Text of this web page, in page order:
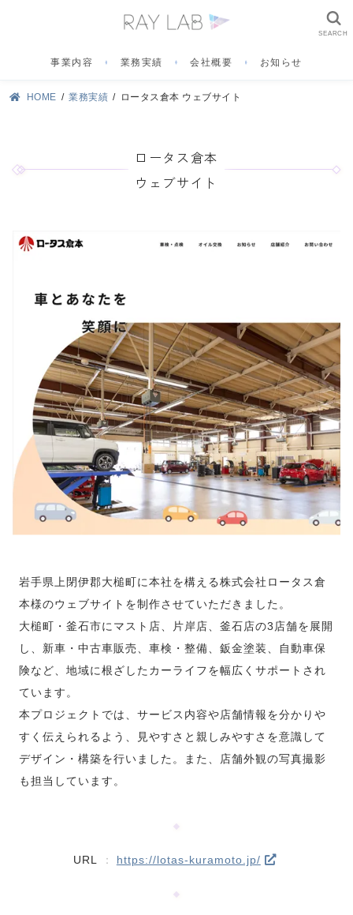
事業内容 業務実績 会社概要 お知らせ
SEARCH
HOME 業務実績 ロータス倉本 ウェブサイト
ロータス倉本
ウェブサイト
岩手県上閉伊郡大槌町に本社を構える株式会社ロータス倉
本様のウェブサイトを制作させていただきました。
大槌町・釜石市にマスト店、片岸店、釜石店の3店舗を展開
し、新車・中古車販売、車検・整備、鈑金塗装、自動車保
険など、地域に根ざしたカーライフを幅広くサポートされ
ています。
本プロジェクトでは、サービス内容や店舗情報を分かりや
すく伝えられるよう、見やすさと親しみやすさを意識して
デザイン・構築を行いました。また、店舗外観の写真撮影
も担当しています。
URL ： https://lotas-kuramoto.jp/